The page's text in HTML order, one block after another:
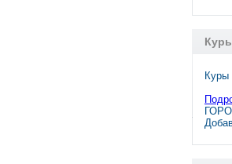
Куры